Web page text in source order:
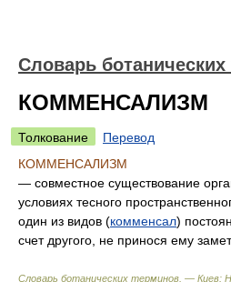
Словарь
КОММЕНСАЛИЗМ
Толкование
Перевод
КОММЕНСАЛИЗМ
— совместное существование
условиях тесного
один из видов (комменсал)
счет другого, не принося ему
Словарь ботанических терминов. — Киев: